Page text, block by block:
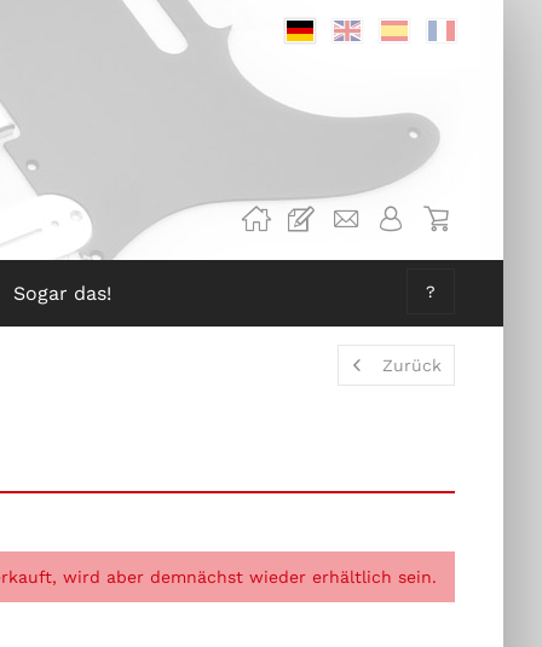
DeutschEnglischSpanisch
Sogar das! ?
Zurück
wird aber demnächst wieder erhältlich sein.